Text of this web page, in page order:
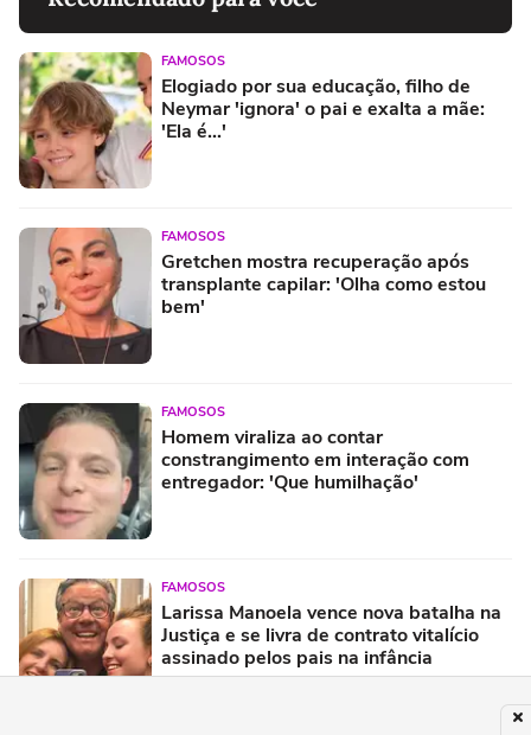
FAMOSOS
Elogiado por sua educação, filho de
Neymar 'ignora' o pai e exalta a mãe:
'Ela é...'
FAMOSOS
Gretchen mostra recuperação após
transplante capilar: 'Olha como estou
bem'
FAMOSOS
Homem viraliza ao contar
constrangimento em interação com
entregador: 'Que humilhação'
FAMOSOS
Larissa Manoela vence nova batalha na
Justiça e se livra de contrato vitalício
assinado pelos pais na infância